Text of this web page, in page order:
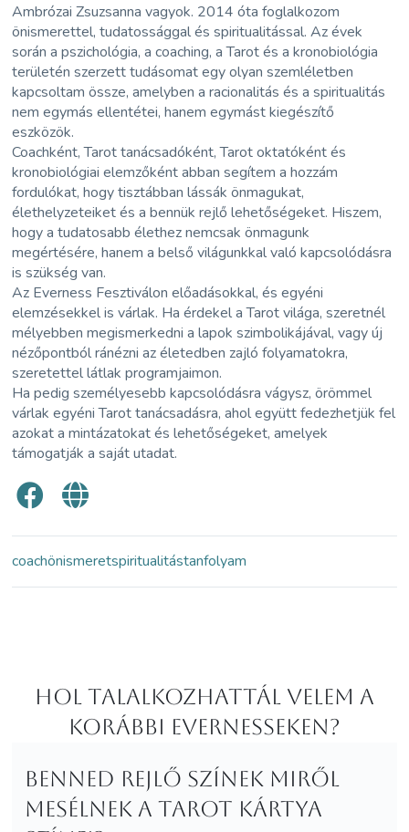
Ambrózai Zsuzsanna vagyok. 2014 óta foglalkozom
önismerettel, tudatossággal és spiritualitással. Az évek
során a pszichológia, a coaching, a Tarot és a kronobiológia
területén szerzett tudásomat egy olyan szemléletben
kapcsoltam össze, amelyben a racionalitás és a spiritualitás
nem egymás ellentétei, hanem egymást kiegészítő
eszközök.
Coachként, Tarot tanácsadóként, Tarot oktatóként és
kronobiológiai elemzőként abban segítem a hozzám
fordulókat, hogy tisztábban lássák önmagukat,
élethelyzeteiket és a bennük rejlő lehetőségeket. Hiszem,
hogy a tudatosabb élethez nemcsak önmagunk
megértésére, hanem a belső világunkkal való kapcsolódásra
is szükség van.
Az Everness Fesztiválon előadásokkal, és egyéni
elemzésekkel is várlak. Ha érdekel a Tarot világa, szeretnél
mélyebben megismerkedni a lapok szimbolikájával, vagy új
nézőpontból ránézni az életedben zajló folyamatokra,
szeretettel látlak programjaimon.
Ha pedig személyesebb kapcsolódásra vágysz, örömmel
várlak egyéni Tarot tanácsadásra, ahol együtt fedezhetjük fel
azokat a mintázatokat és lehetőségeket, amelyek
támogatják a saját utadat.
coachönismeretspiritualitástanfolyam
Hol Talalkozhattál velem a
korábbi Evernesseken?
Benned rejlő színek miről
mesélnek a Tarot kártya